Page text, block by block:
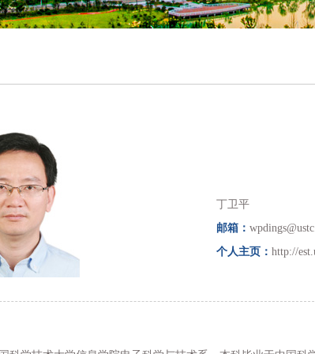
丁卫平
邮箱：
个人主页： http://